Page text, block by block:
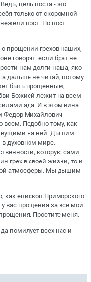
цель поста - это
только от скоромной
пост. Но пост
прощении грехов наших,
говорят: если брат не
нам долги наша, яко
дальше не читай, потому
быть прощенным,
Божией лежит на всем
ада. И в этом вина
Федор Михайлович
всем. Подобно тому, как
на ней. Дышим
в духовном мире.
которую сами
грех в своей жизни, то и
атмосферы. Мы дышим
как епископ Приморского
у вас прощения за все мои
Простите меня.
помилует всех нас и